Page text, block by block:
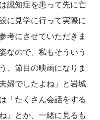
認知症を患って先に亡
に見学に行って実際に
考にさせていただきま
なので、私もそういう
、節目の映画になりま
婦でしたよね」と岩城
「たくさん会話をする
』とか、一緒に見るも